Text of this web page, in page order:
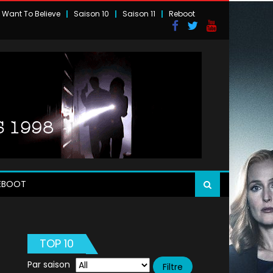
Want To Believe Saison 10 Saison 11 Reboot
TOP 10
Par saison